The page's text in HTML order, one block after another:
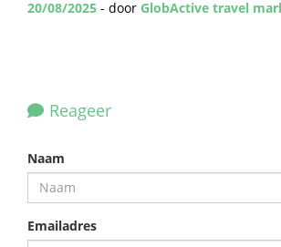
20/08/2025 - door GlobActive travel
Reageer
Naam
Emailadres